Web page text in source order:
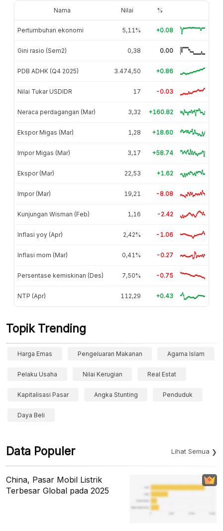
Nama Nilai %
Pertumbuhan ekonomi 5,11% +0.08
Gini rasio (Sem2) 0,38 0.00
PDB ADHK (Q4 2025) 3.474,50 +0.86
Nilai Tukar USDIDR 17 -0.03
Neraca perdagangan (Mar) 3,32 +160.82
Ekspor Migas (Mar) 1,28 +18.60
Impor Migas (Mar) 3,17 +58.74
Ekspor (Mar) 22,53 +1.62
Impor (Mar) 19,21 -8.08
Kunjungan Wisman (Feb) 1,16 -2.42
Inflasi yoy (Apr) 2,42% -1.06
Inflasi mom (Mar) 0,41% -0.27
Persentase kemiskinan (Des) 7,50% -0.75
NTP (Apr) 112,29 +0.43
Topik Trending
Harga Emas Pengeluaran Makanan Agama Islam
Pelaku Usaha Nilai Kerugian Real Estat
Kapitalisasi Pasar Angka Stunting Penduduk
Daya Beli
Data Populer Lihat Semua
China, Pasar Mobil Listrik
Terbesar Global pada 2025